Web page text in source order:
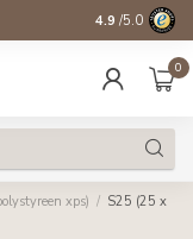
14 dagen
4.9 /5.0
0
xps) / S25 (25 x